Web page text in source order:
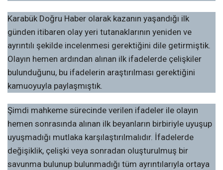
Karabük Doğru Haber olarak kazanın yaşandığı ilk
günden itibaren olay yeri tutanaklarının yeniden ve
ayrıntılı şekilde incelenmesi gerektiğini dile getirmiştik.
Olayın hemen ardından alınan ilk ifadelerde çelişkiler
bulunduğunu, bu ifadelerin araştırılması gerektiğini
kamuoyuyla paylaşmıştık.
Şimdi mahkeme sürecinde verilen ifadeler ile olayın
hemen sonrasında alınan ilk beyanların birbiriyle uyuşup
uyuşmadığı mutlaka karşılaştırılmalıdır. İfadelerde
değişiklik, çelişki veya sonradan oluşturulmuş bir
savunma bulunup bulunmadığı tüm ayrıntılarıyla ortaya